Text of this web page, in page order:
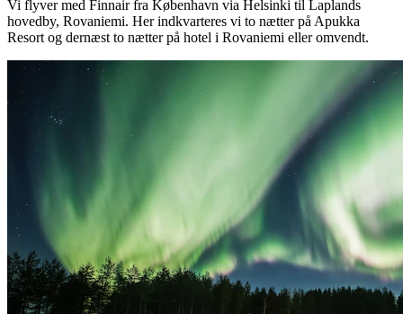
Vi flyver med Finnair fra København via Helsinki til Laplands
hovedby, Rovaniemi. Her indkvarteres vi to nætter på Apukka
Resort og dernæst to nætter på hotel i Rovaniemi eller omvendt.